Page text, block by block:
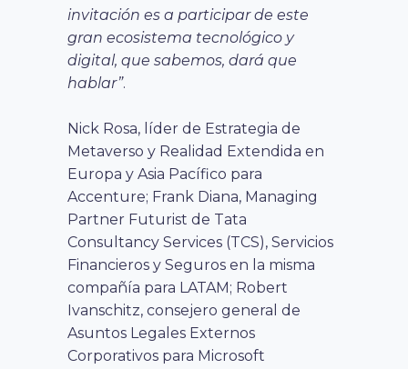
invitación es a participar de este
gran ecosistema tecnológico y
digital, que sabemos, dará que
hablar”.
Nick Rosa, líder de Estrategia de
Metaverso y Realidad Extendida en
Europa y Asia Pacífico para
Accenture; Frank Diana, Managing
Partner Futurist de Tata
Consultancy Services (TCS), Servicios
Financieros y Seguros en la misma
compañía para LATAM; Robert
Ivanschitz, consejero general de
Asuntos Legales Externos
Corporativos para Microsoft